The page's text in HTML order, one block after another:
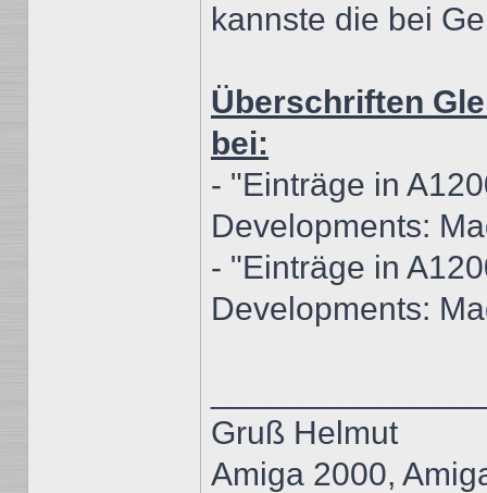
kannste die bei
Überschriften
bei:
- "Einträge in
Developments:
- "Einträge in
Developments:
Gruß Helmut
Amiga 2000,